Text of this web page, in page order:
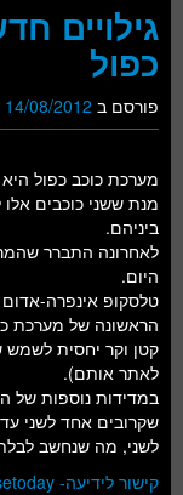
כימיה
פיזיקה
חברה
חלל ומדעי
עתידנות
טעימות מדע
גילויים
כפול
פורסם ב 14/08/2012
מערכת כוכב כפול
מנת ששני כוכבים
ביניהם.
לאחרונה התברר
היום.
טלסקופ אינפרה-
הראשונה של מערכת
קטן וקר יחסית לשמש
לאתר אותם).
במדידות נוספות של
לשני, מה שנחשב
קישור לידיעה- universetoday